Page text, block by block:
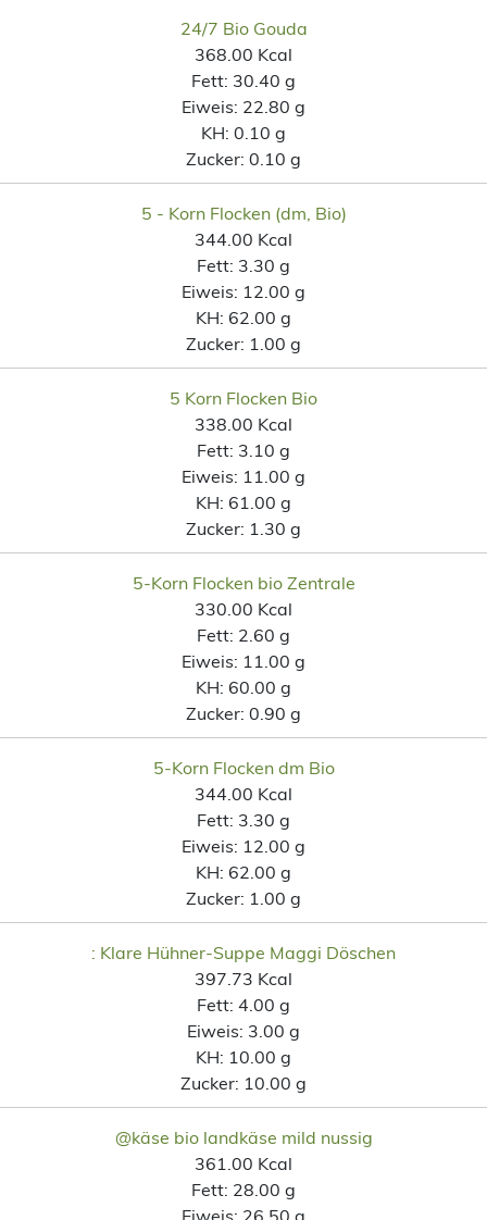
24/7 Bio Gouda
368.00 Kcal
Fett: 30.40 g
Eiweis: 22.80 g
KH: 0.10 g
Zucker: 0.10 g
5 - Korn Flocken (dm, Bio)
344.00 Kcal
Fett: 3.30 g
Eiweis: 12.00 g
KH: 62.00 g
Zucker: 1.00 g
5 Korn Flocken Bio
338.00 Kcal
Fett: 3.10 g
Eiweis: 11.00 g
KH: 61.00 g
Zucker: 1.30 g
5-Korn Flocken bio Zentrale
330.00 Kcal
Fett: 2.60 g
Eiweis: 11.00 g
KH: 60.00 g
Zucker: 0.90 g
5-Korn Flocken dm Bio
344.00 Kcal
Fett: 3.30 g
Eiweis: 12.00 g
KH: 62.00 g
Zucker: 1.00 g
: Klare Hühner-Suppe Maggi Döschen
397.73 Kcal
Fett: 4.00 g
Eiweis: 3.00 g
KH: 10.00 g
Zucker: 10.00 g
@käse bio landkäse mild nussig
361.00 Kcal
Fett: 28.00 g
Eiweis: 26.50 g